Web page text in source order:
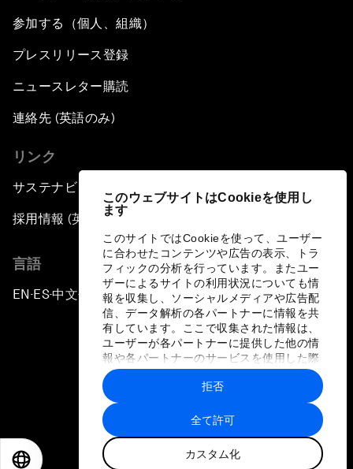
このウェブサイトはCookieを使用し
ます
このサイトではCookieを使って、ユーザー
に合わせたコンテンツや広告の表示、トラ
フィックの分析を行っています。またユー
ザーによるサイトの利用状況についても情
報を収集し、ソーシャルメディアや広告配
信、データ解析の各パートナーに情報を共
有しています。ここで収集された情報は、
ユーザーが各パートナーに提供した他の情
報や各パートナーのサービスを使用した際
に収集された情報と組み合わされ、各パー
トナーによって使用されることがありま
す。
全て許可
カスタム化
拒否
参加する（個人、組織）
プレスリリース登録
ニュースレター購読
連絡先 (英語のみ)
リンク
サステナビリティへの取り組み
採用情報 (英語のみ)
言語
EN ▪ES▪中文▪ 日本語
プライバシーポリシーと利用規約
サイトマップ
©
世界経済フォーラム